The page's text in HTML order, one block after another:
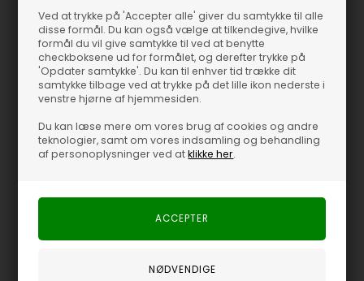
Ved at trykke på 'Accepter alle' giver du samtykke til alle
disse formål. Du kan også vælge at tilkendegive, hvilke
formål du vil give samtykke til ved at benytte
checkboksene ud for formålet, og derefter trykke på
'Opdater samtykke'. Du kan til enhver tid trække dit
samtykke tilbage ved at trykke på det lille ikon nederste i
venstre hjørne af hjemmesiden.
Du kan læse mere om vores brug af cookies og andre
teknologier, samt om vores indsamling og behandling
af personoplysninger ved atklikke her.
Fås i flere størrelser
Gossia - MollieGo Long Bukser - Dark Camel
900,00 DKK
Fås i flere størrelser
900,00 DKK